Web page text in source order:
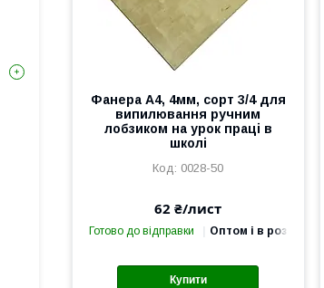
Фанера А4, 4мм, сорт 3/4 для
випилювання ручним
лобзиком на урок праці в
школі
0028-50
62 ₴/лист
Готово до відправки Оптом і в роздріб
Купити